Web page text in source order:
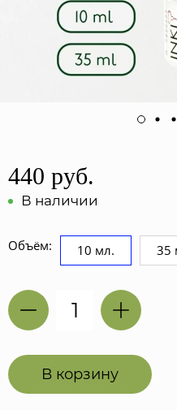
440 руб.
В наличии
Объём: 10 мл. 35
В корзину